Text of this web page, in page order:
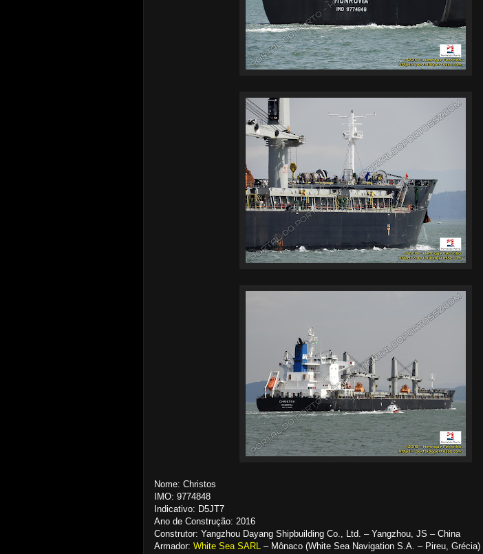
Nome: Christos
IMO: 9774848
Indicativo: D5JT7
Ano de Construção: 2016
Construtor: Yangzhou Dayang Shipbuilding Co., Ltd. – Yangzhou, JS – China
Armador: White Sea SARL – Mônaco (White Sea Navigation S.A. – Pireu, Grécia)